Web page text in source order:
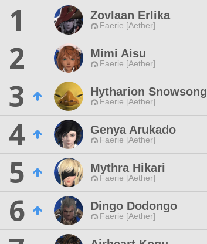
1 Zovlaan Erlika
Faerie [Aether]
2
Mimi Aisu
Faerie [Aether]
3
Hytharion Snowsong
Faerie [Aether]
4
Genya Arukado
Faerie [Aether]
5
Mythra Hikari
Faerie [Aether]
6
Dingo Dodongo
Faerie [Aether]